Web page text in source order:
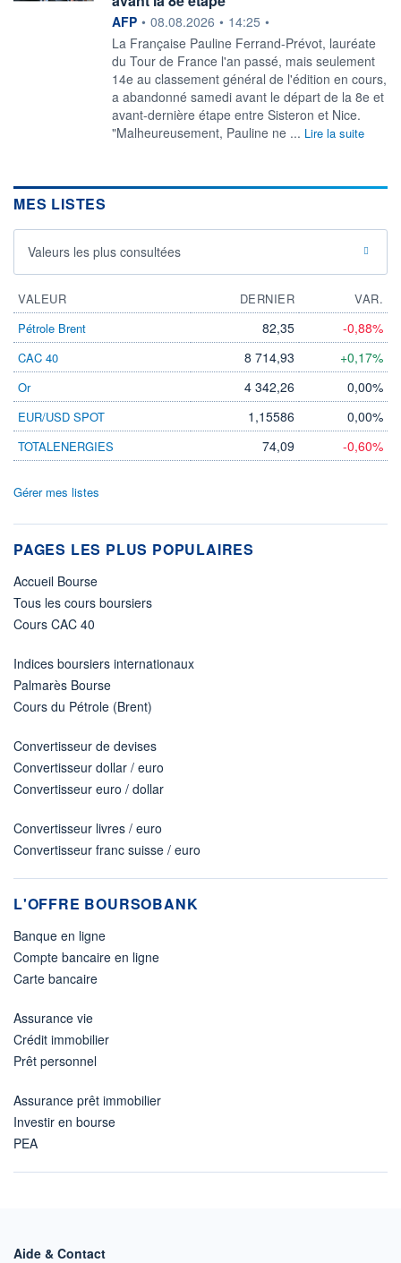
information fournie par
AFP • 08.08.2026 • 14:25 •
La Française Pauline Ferrand-Prévot, lauréate
du Tour de France l'an passé, mais seulement
14e au classement général de l'édition en cours,
a abandonné samedi avant le départ de la 8e et
avant-dernière étape entre Sisteron et Nice.
"Malheureusement, Pauline ne ... Lire la suite
MES LISTES
Valeurs les plus consultées
VALEUR DERNIER
VAR.
Pétrole Brent
82,35 -0,88%
CAC 40 8 714,93 +0,17%
Or 4 342,26 0,00%
EUR/USD SPOT 1,15586 0,00%
TOTALENERGIES 74,09 -0,60%
Gérer mes listes
PAGES LES PLUS POPULAIRES
Accueil Bourse
Tous les cours boursiers
Cours CAC 40
Indices boursiers internationaux
Palmarès Bourse
Cours du Pétrole (Brent)
Convertisseur de devises
Convertisseur dollar / euro
Convertisseur euro / dollar
Convertisseur livres / euro
Convertisseur franc suisse / euro
L'OFFRE BOURSOBANK
Banque en ligne
Compte bancaire en ligne
Carte bancaire
Assurance vie
Crédit immobilier
Prêt personnel
Assurance prêt immobilier
Investir en bourse
PEA
Aide & Contact